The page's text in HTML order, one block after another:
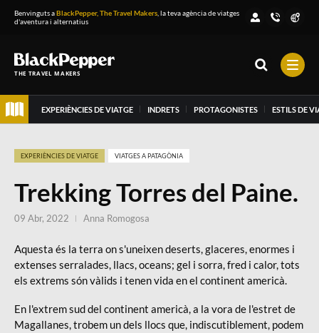
Benvinguts aBlackPepper, The Travel Makers , la teva agència de viatges
d'aventura i alternatius
THE TRAVEL MAKERS
EXPERIÈNCIES DE VIATGE INDRETS PROTAGONISTES ESTILS DE
Trekking Torres del Paine.
EXPERIÈNCIES DE VIATGE VIATGES A PATAGÒNIA
Aquesta és la terra on s'uneixen deserts, glaceres, enormes i
extenses serralades, llacs, oceans; gel i sorra, fred i calor, tots
els extrems són vàlids i tenen vida en el continent americà.
En l'extrem sud del continent americà, a la vora de l'estret de
Magallanes, trobem un dels llocs que, indiscutiblement, podem
09 Abr, 2022 Anna Romogosa